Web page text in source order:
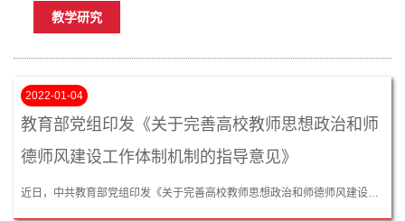
教学研究
2022-01-04
教育部党组印发《关于完善高校教师思想政治和师
德师风建设工作体制机制的指导意见》
近日，中共教育部党组印发《关于完善高校教师思想政治和师德师风建设工作体制机制的指导意见》...